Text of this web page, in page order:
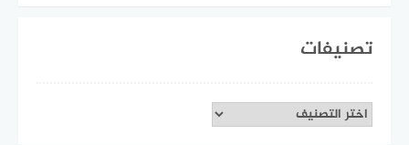
تصنيفات
تصنيفات